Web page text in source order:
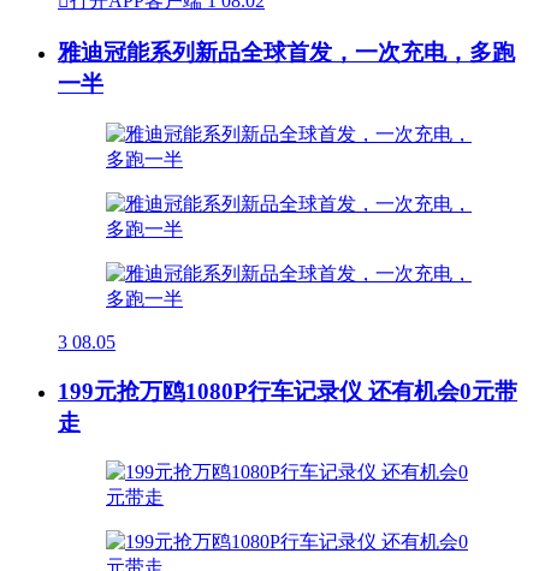
雅迪冠能系列新品全球首发，一次充电，多跑
一半
3 08.05
199元抢万鸥1080P行车记录仪 还有机会0元带
走